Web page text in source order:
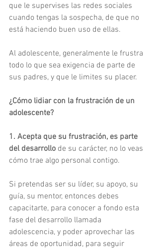
que le supervises las redes sociales
cuando tengas la sospecha, de que no
está haciendo buen uso de ellas.
Al adolescente, generalmente le frustra
todo lo que sea exigencia de parte de
sus padres, y que le limites su placer.
¿Cómo lidiar con la frustración de un
adolescente?
1. Acepta que su frustración, es parte
del desarrollo de su carácter, no lo veas
cómo trae algo personal contigo.
Si pretendas ser su líder, su apoyo, su
guía, su mentor, entonces debes
capacitarte, para conocer a fondo esta
fase del desarrollo llamada
adolescencia, y poder aprovechar las
áreas de oportunidad, para seguir